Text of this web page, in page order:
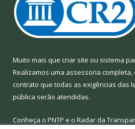
Muito mais que criar site ou sistema
Realizamos uma assessoria completa,
contrato que todas as exigências das
pública serão atendidas.
Conheça o PNTP e o Radar da